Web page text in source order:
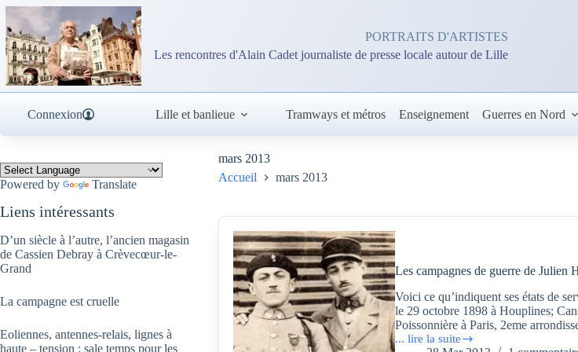
Passer
contenu
PORTRAITS D'ARTISTES
Les rencontres d'Alain Cadet journaliste de presse locale autour de Lille
Connexion Lille et banlieue Tramways et métros Enseignement Guerres en Nord
mars 2013
Accueil
mars 2013
Les campagnes de guerre de Julien
Voici ce qu’indiquent ses états de
le 29 octobre 1898 à Houplines;
Poissonnière à Paris, 2eme
... lire la suite
Les
Powered by Translate
Liens intéressants
D’un siècle à l’autre, l’ancien magasin
de Cassien Debray à Crèvecœur-le-
Grand
La campagne est cruelle
Eoliennes, antennes-relais, lignes à
haute – tension : sale temps pour les